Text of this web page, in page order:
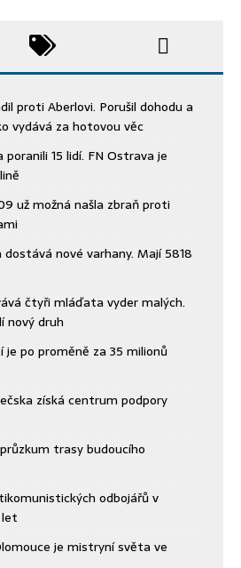
proti Aberlovi. Porušil dohodu a
vydává za hotovou věc
15 lidí. FN Ostrava je
už možná našla zbraň proti
nové varhany. Mají 5818
čtyři mláďata vyder malých.
nový druh
je po proměně za 35 milionů
získá centrum podpory
trasy budoucího
odbojářů v
je mistryní světa ve